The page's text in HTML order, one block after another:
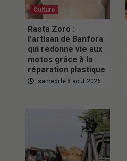
Culture
Rasta Zoro :
l’artisan de Banfora
qui redonne vie aux
motos grâce à la
réparation plastique
samedi le 8 août 2026